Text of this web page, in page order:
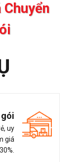
Chuyển
uy
giá
30%.